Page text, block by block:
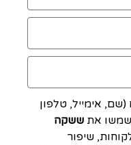
אימייל, טלפון
את ששקה
שיפור